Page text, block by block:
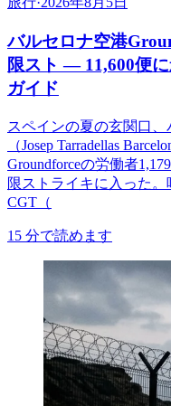
バルセロナ空港
限スト ― 11,600便
ガイド
スペインの夏の玄関口
（Josep Tarradellas
Groundforceの労働者
限ストライキに入った
CGT（
15 分で読めます